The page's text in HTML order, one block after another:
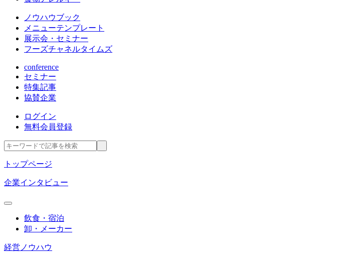
ノウハウブック
メニューテンプレート
展示会・セミナー
フーズチャネルタイムズ
conference
セミナー
特集記事
協賛企業
ログイン
無料会員登録
トップページ
企業インタビュー
飲食・宿泊
卸・メーカー
経営ノウハウ